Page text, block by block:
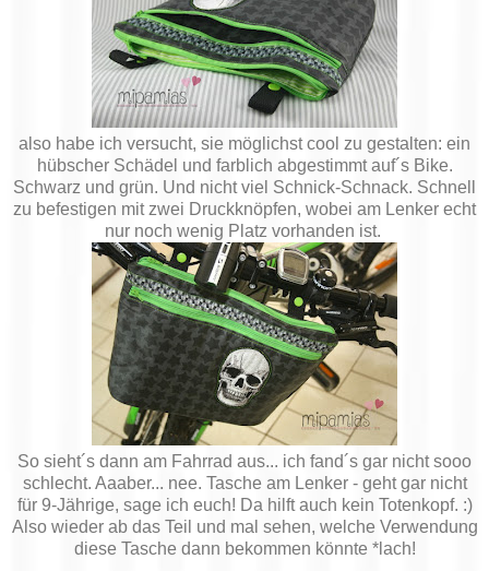
also habe ich versucht, sie möglichst cool zu gestalten: ein
hübscher Schädel und farblich abgestimmt auf´s Bike.
Schwarz und grün. Und nicht viel Schnick-Schnack. Schnell
zu befestigen mit zwei Druckknöpfen, wobei am Lenker echt
nur noch wenig Platz vorhanden ist.
So sieht´s dann am Fahrrad aus... ich fand´s gar nicht sooo
schlecht. Aaaber... nee. Tasche am Lenker - geht gar nicht
für 9-Jährige, sage ich euch! Da hilft auch kein Totenkopf. :)
Also wieder ab das Teil und mal sehen, welche Verwendung
diese Tasche dann bekommen könnte *lach!